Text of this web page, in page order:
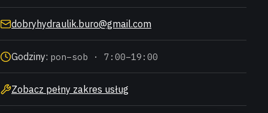
dobryhydraulik.buro@gmail.com
Godziny: pon–sob · 7:00–19:00
Zobacz pełny zakres usług